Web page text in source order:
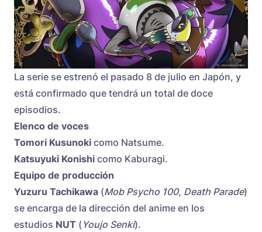
La serie se estrenó el pasado 8 de julio en Japón, y
está confirmado que tendrá un total de doce
episodios.
Elenco de voces
Tomori Kusunoki como Natsume.
Katsuyuki Konishi como Kaburagi.
Equipo de producción
Yuzuru Tachikawa (Mob Psycho 100, Death Parade)
se encarga de la dirección del anime en los
estudios NUT ( Youjo Senki).